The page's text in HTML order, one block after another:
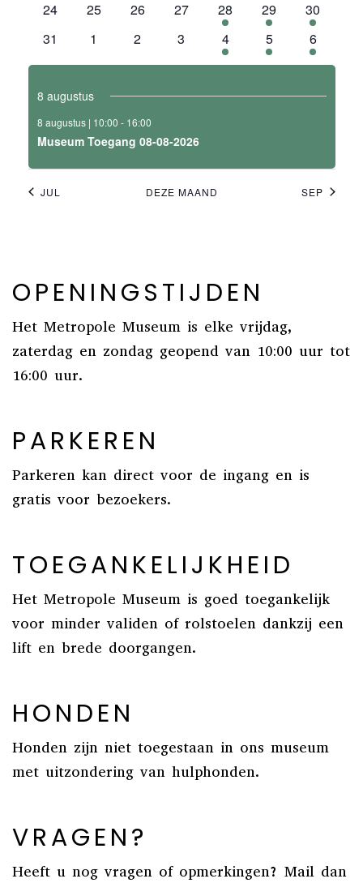
0
24
0
25
0
26
0
evenementen
27
1
evenement
28
1
evenement
29
1
30
0
31
0
1
0
2
0
evenementen
3
1
evenement
4
1
evenement
5
1
6
8 augustus
8 augustus | 10:00 - 16:00
Museum Toegang 08-08-2026
JUL DEZE MAAND SEP
OPENINGSTIJDEN
Het Metropole Museum is elke vrijdag,
zaterdag en zondag geopend van 10:00 uur tot
16:00 uur.
PARKEREN
Parkeren kan direct voor de ingang en is
gratis voor bezoekers.
TOEGANKELIJKHEID
Het Metropole Museum is goed toegankelijk
voor minder validen of rolstoelen dankzij een
lift en brede doorgangen.
HONDEN
Honden zijn niet toegestaan in ons museum
met uitzondering van hulphonden.
VRAGEN?
Heeft u nog vragen of opmerkingen? Mail dan